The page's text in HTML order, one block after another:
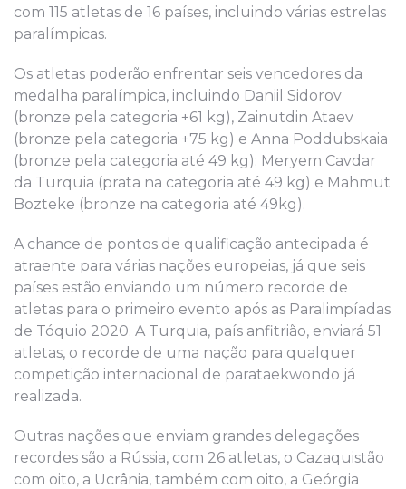
com 115 atletas de 16 países, incluindo várias estrelas
paralímpicas.
Os atletas poderão enfrentar seis vencedores da
medalha paralímpica, incluindo Daniil Sidorov
(bronze pela categoria +61 kg), Zainutdin Ataev
(bronze pela categoria +75 kg) e Anna Poddubskaia
(bronze pela categoria até 49 kg); Meryem Cavdar
da Turquia (prata na categoria até 49 kg) e Mahmut
Bozteke (bronze na categoria até 49kg).
A chance de pontos de qualificação antecipada é
atraente para várias nações europeias, já que seis
países estão enviando um número recorde de
atletas para o primeiro evento após as Paralimpíadas
de Tóquio 2020. A Turquia, país anfitrião, enviará 51
atletas, o recorde de uma nação para qualquer
competição internacional de parataekwondo já
realizada.
Outras nações que enviam grandes delegações
recordes são a Rússia, com 26 atletas, o Cazaquistão
com oito, a Ucrânia, também com oito, a Geórgia